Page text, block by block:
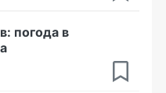
погода в